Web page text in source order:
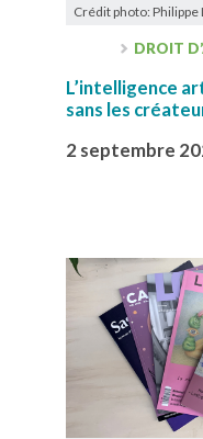
Crédit photo: Philippe
DROIT
L’intelligence
sans les
2 septembre